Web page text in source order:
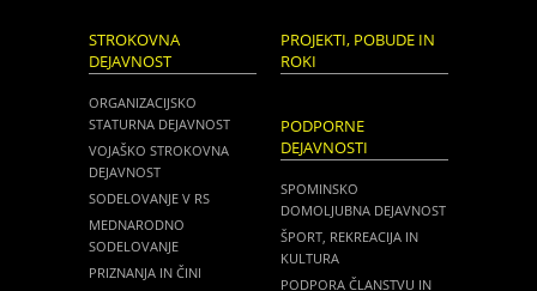
STROKOVNA
DEJAVNOST
ORGANIZACIJSKO
STATURNA DEJAVNOST
VOJAŠKO STROKOVNA
DEJAVNOST
SODELOVANJE V RS
MEDNARODNO
SODELOVANJE
PRIZNANJA IN ČINI
PROJEKTI, POBUDE IN
ROKI
PODPORNE
DEJAVNOSTI
SPOMINSKO
DOMOLJUBNA DEJAVNOST
ŠPORT, REKREACIJA IN
KULTURA
PODPORA ČLANSTVU IN